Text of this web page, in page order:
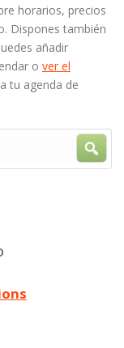
horarios, precios
Dispones también
añadir
o ver el
tu agenda de